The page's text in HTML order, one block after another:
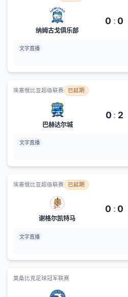
纳姆古戈俱乐部
0 : 0
文字直播
埃塞俄比亚超级联赛 已延期
巴赫达尔城
0 : 2
文字直播
埃塞俄比亚超级联赛 已延期
谢格尔凯特马
0 : 0
文字直播
莫桑比克足球冠军联赛